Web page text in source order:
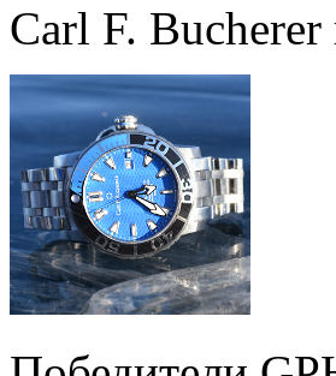
Carl F. Bucherer